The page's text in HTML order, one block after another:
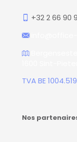
+32 2 66 90
info@office-
TVA BE
Nos